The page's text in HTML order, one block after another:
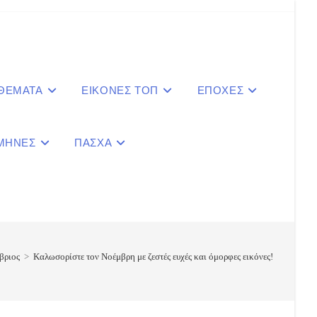
ΕΙΚΟΝΕΣ ΤΟΠ ΕΠΟΧΕΣ
ΠΑΣΧΑ
> Καλωσορίστε τον Νοέμβρη με ζεστές ευχές και όμορφες εικόνες!